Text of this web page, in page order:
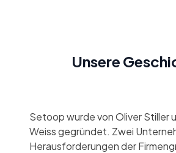
Unsere
Setoop wurde von Oliver Stiller
Weiss gegründet. Zwei
Herausforderungen der